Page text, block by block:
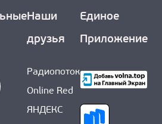
Наши
друзья
Радиопоток
Online Red
ЯНДЕКС
Единое
Приложение